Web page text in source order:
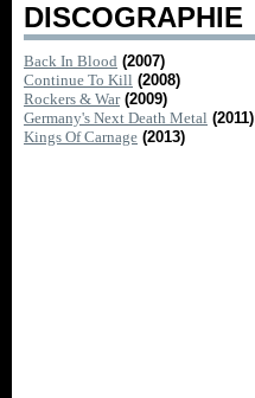
DISCOGRAPHIE
Back In Blood (2007)
Continue To Kill (2008)
Rockers & War (2009)
Germany's Next Death Metal (2011)
Kings Of Carnage (2013)